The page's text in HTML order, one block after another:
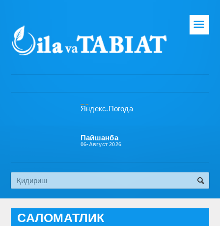
Бош саҳифа
Эко медиа
☰
Пайшанба
06-Август 2026
САЛОМАТЛИК